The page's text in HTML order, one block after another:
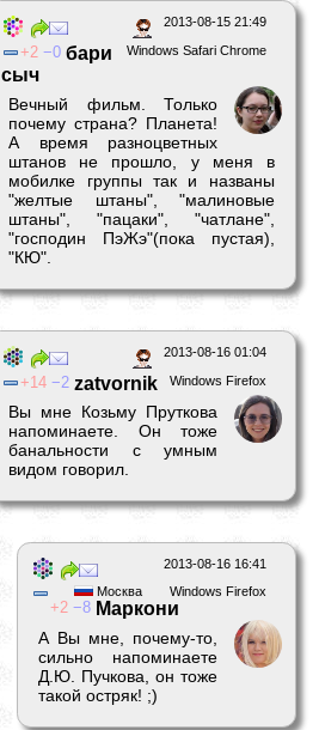
2013-08-15 21:49
Windows Safari Chrome
2 0 бари
сыч
Вечный фильм. Только
почему страна? Планета!
А время разноцветных
штанов не прошло, у меня в
мобилке группы так и названы
"желтые штаны", "малиновые
штаны", "пацаки", "чатлане",
"господин ПэЖэ"(пока пустая),
"КЮ".
2013-08-16 01:04
Windows Firefox
14 2 zatvornik
Вы мне Козьму Пруткова
напоминаете. Он тоже
банальности с умным
видом говорил.
2013-08-16 16:41
Windows Firefox
Москва
2 8 Маркони
А Вы мне, почему-то,
сильно напоминаете
Д.Ю. Пучкова, он тоже
такой остряк! ;)